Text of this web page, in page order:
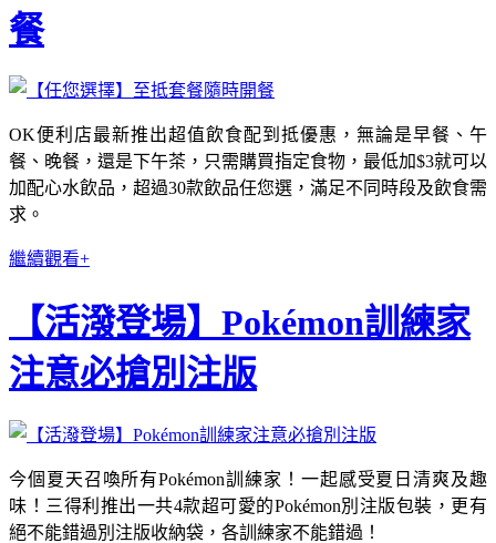
餐
OK便利店最新推出超值飲食配到抵優惠，無論是早餐、午
餐、晚餐，還是下午茶，只需購買指定食物，最低加$3就可以
加配心水飲品，超過30款飲品任您選，滿足不同時段及飲食需
求。
繼續觀看+
【活潑登場】Pokémon訓練家
注意必搶別注版
今個夏天召喚所有Pokémon訓練家！一起感受夏日清爽及趣
味！三得利推出一共4款超可愛的Pokémon別注版包裝，更有
絕不能錯過別注版收納袋，各訓練家不能錯過！